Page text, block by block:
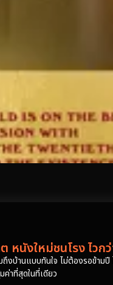
นังใหม่ชนโรง ไวกว่
บ้านแบบทันใจ ไม่ต้องรอข้าม
าที่สุดในที่เดียว